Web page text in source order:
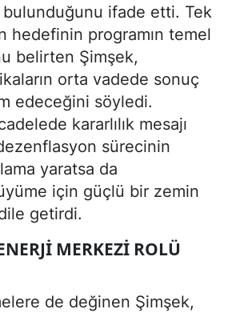
bulunduğunu ifade etti. Tek
hedefinin programın temel
belirten Şimşek,
orta vadede sonuç
edeceğini söyledi.
kararlılık mesajı
sürecinin
yaratsa da
için güçlü bir zemin
getirdi.
MERKEZI ROLÜ
de değinen Şimşek,